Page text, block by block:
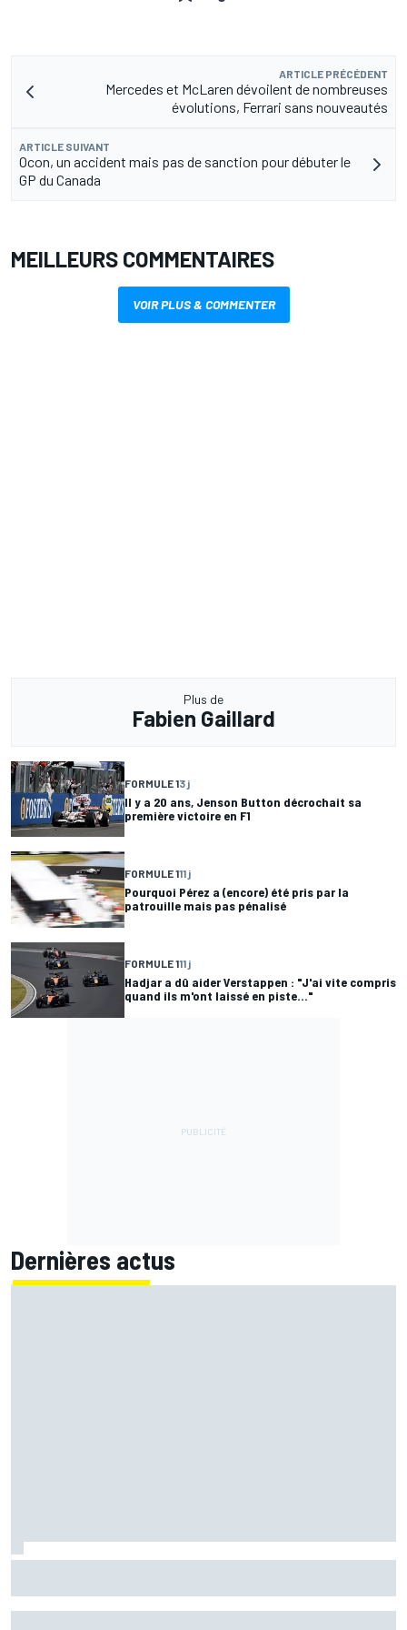
ARTICLE PRÉCÉDENT
Mercedes et McLaren dévoilent de nombreuses
évolutions, Ferrari sans nouveautés
ARTICLE SUIVANT
Ocon, un accident mais pas de sanction pour débuter le
GP du Canada
MEILLEURS COMMENTAIRES
VOIR PLUS & COMMENTER
Plus de
Fabien Gaillard
FORMULE 13 j
Il y a 20 ans, Jenson Button décrochait sa
première victoire en F1
FORMULE 111 j
Pourquoi Pérez a (encore) été pris par la
patrouille mais pas pénalisé
FORMULE 111 j
Hadjar a dû aider Verstappen : "J'ai vite compris
quand ils m'ont laissé en piste..."
Dernières actus